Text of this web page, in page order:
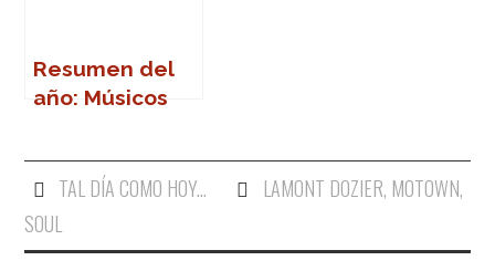
Resumen del
año: Músicos
dejaron en
2011TAL DÍA COMO HOY... LAMONT DOZIER, MOTOWN,
SOUL